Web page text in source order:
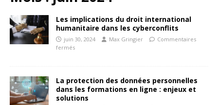
Les implications du droit international
humanitaire dans les cyberconflits
juin 30, 2024 Max Gringier
Commentaires
fermés
La protection des données personnelles
dans les formations en ligne : enjeux et
solutions